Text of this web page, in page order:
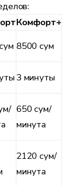
Комфорт+
8500 сум
3 минуты
650 сум/
минута
2120 сум/
минута